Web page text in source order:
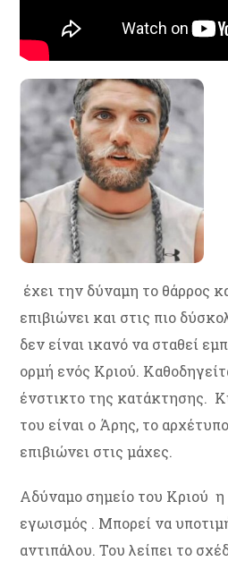
έχει την δύναμη το θάρρος
επιβιώνει και στις πιο
δεν είναι ικανό να σταθεί
ορμή ενός Κριού.
ένστικτο της κατάκτησης.
του είναι ο Άρης, το
επιβιώνει στις μάχες.
Αδύναμο σημείο του Κριού η
εγωισμός . Μπορεί να
αντιπάλου. Του λείπει το